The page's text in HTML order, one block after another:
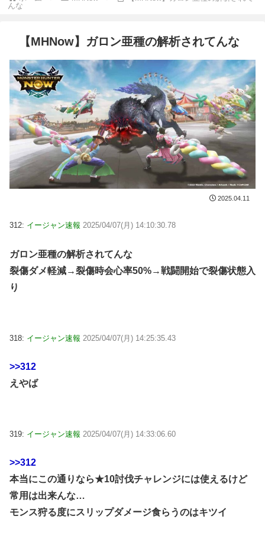
んな
【MHNow】ガロン亜種の解析されてんな
2025.04.11
312: イージャン速報 2025/04/07(月) 14:10:30.78
ガロン亜種の解析されてんな
裂傷ダメ軽減→裂傷時会心率50%→戦闘開始で裂傷状態入
り
318: イージャン速報 2025/04/07(月) 14:25:35.43
>>312
えやば
319: イージャン速報 2025/04/07(月) 14:33:06.60
>>312
本当にこの通りなら★10討伐チャレンジには使えるけど
常用は出来んな…
モンス狩る度にスリップダメージ食らうのはキツイ